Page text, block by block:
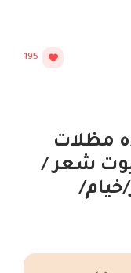
195
مظلات
شعر /
خيام/